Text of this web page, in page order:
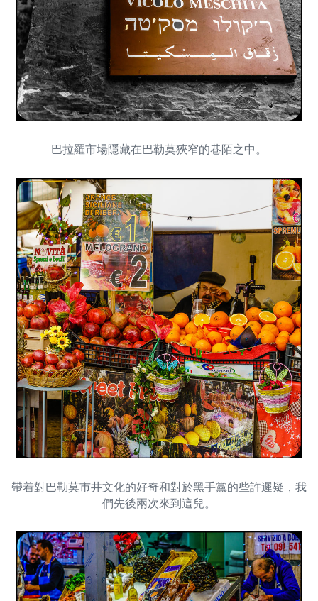
巴拉羅市場隱藏在巴勒莫狹窄的巷陌之中。
帶着對巴勒莫市井文化的好奇和對於黑手黨的些許遲疑，我
們先後兩次來到這兒。